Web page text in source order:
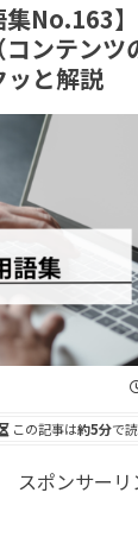
集No.163
コンテンツ
ッと解説
この記事は約5分で
スポンサーリ